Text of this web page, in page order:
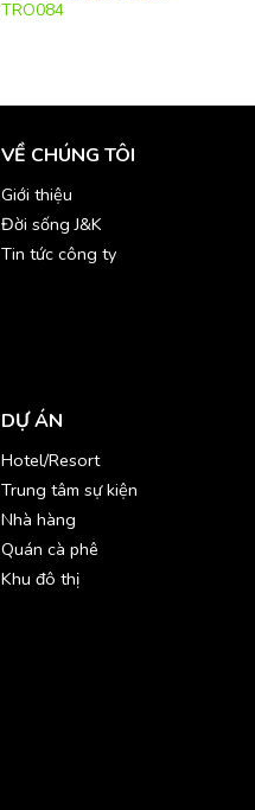
TRO084
VỀ CHÚNG TÔI
Giới thiệu
Đời sống J&K
Tin tức công ty
DỰ ÁN
Hotel/Resort
Trung tâm sự kiện
Nhà hàng
Quán cà phê
Khu đô thị